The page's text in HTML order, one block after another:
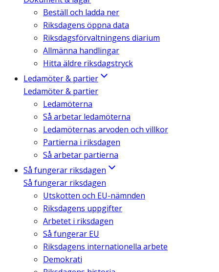
Beställ och ladda ner
Riksdagens öppna data
Riksdagsförvaltningens diarium
Allmänna handlingar
Hitta äldre riksdagstryck
Ledamöter & partier
Ledamöter & partier
Ledamöterna
Så arbetar ledamöterna
Ledamöternas arvoden och villkor
Partierna i riksdagen
Så arbetar partierna
Så fungerar riksdagen
Så fungerar riksdagen
Utskotten och EU-nämnden
Riksdagens uppgifter
Arbetet i riksdagen
Så fungerar EU
Riksdagens internationella arbete
Demokrati